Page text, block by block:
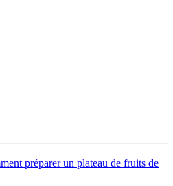
préparer un plateau de fruits de